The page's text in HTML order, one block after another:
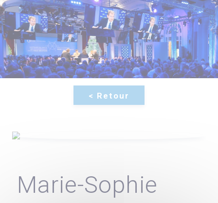
menu
Marie-Sophie